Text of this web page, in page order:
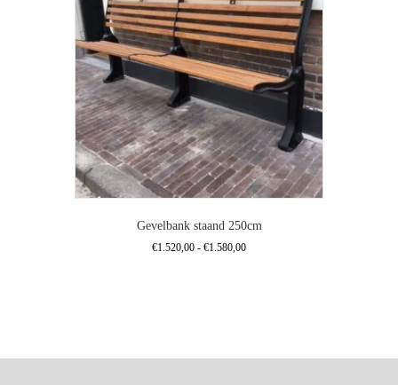
Gevelbank staand 250cm
€1.520,00 - €1.580,00Prijsklasse:
Deze